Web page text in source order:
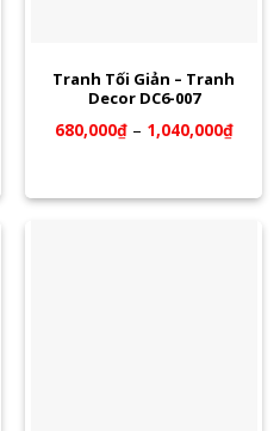
Tranh Tối Giản – Tranh
Decor DC6-007
680,000₫– 1,040,000₫